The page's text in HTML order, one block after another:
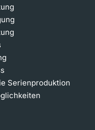
Serienproduktion